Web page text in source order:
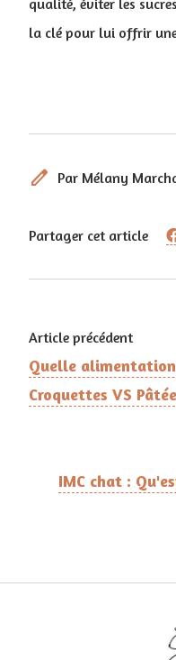
qualité, éviter les
la clé pour lui offrir
edit Par Mélany
Partager cet article
Article précédent
Quelle
Croquettes VS
IMC chat :